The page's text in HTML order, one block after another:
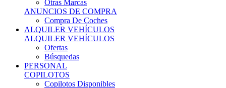
Otras Marcas
ANUNCIOS DE COMPRA
Compra De Coches
ALQUILER VEHÍCULOS
ALQUILER VEHÍCULOS
Ofertas
Búsquedas
PERSONAL
COPILOTOS
Copilotos Disponibles